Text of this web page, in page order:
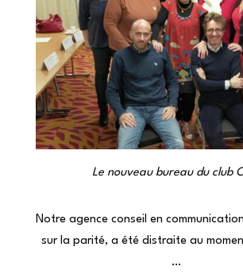
Le nouveau bureau du club
Notre agence conseil en
sur la parité, a été distraite au
…